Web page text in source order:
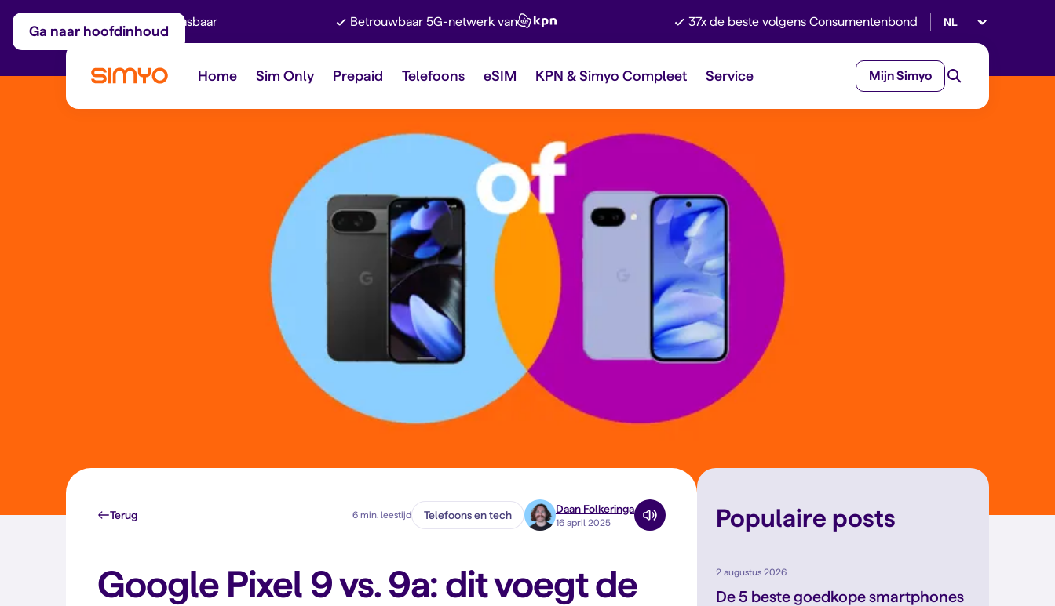
Ga naar hoofdinhoud
Maandelijks aanpasbaar Betrouwbaar 5G-netwerk van 37x de beste volgens Consumentenbond Selecteer taal
Home Sim Only Prepaid Telefoons eSIM KPN & Simyo Compleet Service Mijn Simyo
Terug 6 min. leestijd Telefoons en tech Daan Folkeringa
16 april 2025
Google Pixel 9 vs. 9a: dit voegt de
Populaire posts
2 augustus 2026
De 5 beste goedkope smartphones